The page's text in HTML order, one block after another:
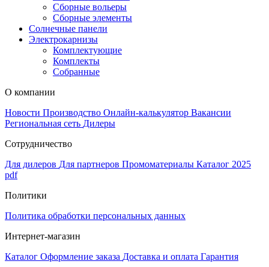
Сборные вольеры
Сборные элементы
Солнечные панели
Электрокарнизы
Комплектующие
Комплекты
Собранные
О компании
Новости Производство Онлайн-калькулятор Вакансии
Региональная сеть Дилеры
Сотрудничество
Для дилеров Для партнеров Промоматериалы Каталог 2025
pdf
Политики
Политика обработки персональных данных
Интернет-магазин
Каталог Оформление заказа Доставка и оплата Гарантия